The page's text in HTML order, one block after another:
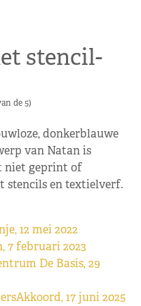
stencil-
de 5)
donkerblauwe
van Natan is
niet geprint of
stencils en textielverf.
12 mei 2022
7 februari 2023
De Basis, 29
17 juni 2025